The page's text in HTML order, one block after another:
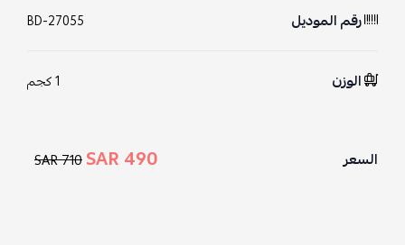
رقم الموديل BD-27055
الوزن 1 كجم
السعر 490 SAR
710 SAR